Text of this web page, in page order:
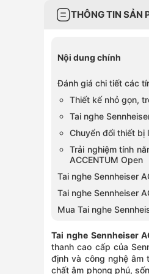
0966356215
Số
0908572255
0838302255
0352024770
0902291415
0936831212
0936682091
55
0794928899
0828522255
0935049292
0777499899
0782588383
0797572255
THÔNG TIN SẢN
Nội dung chính
Đánh giá chi tiết các
Thiết kế nhỏ gọn,
Tai nghe
Chuyển đổi thiết bị
Trải nghiệm tính
ACCENTUM Open
Tai nghe Sennheiser
Tai nghe Sennheiser
Mua Tai nghe
Tai nghe Sennheiser
thanh cao cấp của
định và công nghệ âm
chất âm phong phú,